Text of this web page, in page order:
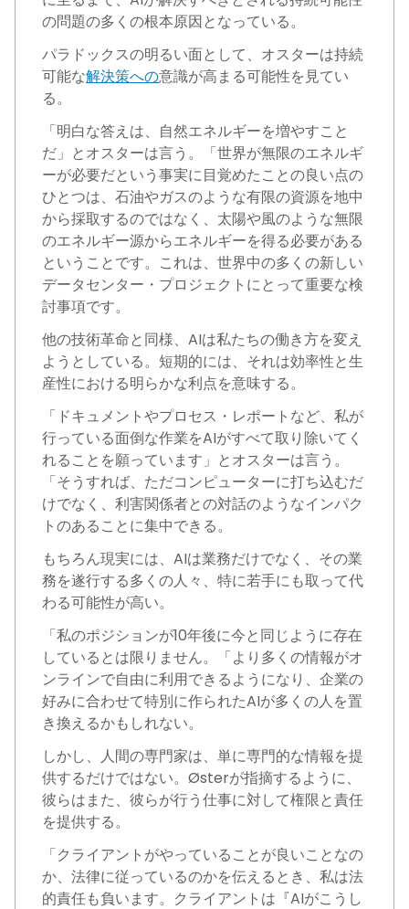
の問題の多くの根本原因となっている。
パラドックスの明るい面として、オスターは持続
可能な解決策への意識が高まる可能性を見てい
る。
「明白な答えは、自然エネルギーを増やすこと
だ」とオスターは言う。「世界が無限のエネルギ
ーが必要だという事実に目覚めたことの良い点の
ひとつは、石油やガスのような有限の資源を地中
から採取するのではなく、太陽や風のような無限
のエネルギー源からエネルギーを得る必要がある
ということです。これは、世界中の多くの新しい
データセンター・プロジェクトにとって重要な検
討事項です。
他の技術革命と同様、AIは私たちの働き方を変え
ようとしている。短期的には、それは効率性と生
産性における明らかな利点を意味する。
「ドキュメントやプロセス・レポートなど、私が
行っている面倒な作業をAIがすべて取り除いてく
れることを願っています」とオスターは言う。
「そうすれば、ただコンピューターに打ち込むだ
けでなく、利害関係者との対話のようなインパク
トのあることに集中できる。
もちろん現実には、AIは業務だけでなく、その業
務を遂行する多くの人々、特に若手にも取って代
わる可能性が高い。
「私のポジションが10年後に今と同じように存在
しているとは限りません。「より多くの情報がオ
ンラインで自由に利用できるようになり、企業の
好みに合わせて特別に作られたAIが多くの人を置
き換えるかもしれない。
しかし、人間の専門家は、単に専門的な情報を提
供するだけではない。Østerが指摘するように、
彼らはまた、彼らが行う仕事に対して権限と責任
を提供する。
「クライアントがやっていることが良いことなの
か、法律に従っているのかを伝えるとき、私は法
的責任も負います。クライアントは『AIがこうし